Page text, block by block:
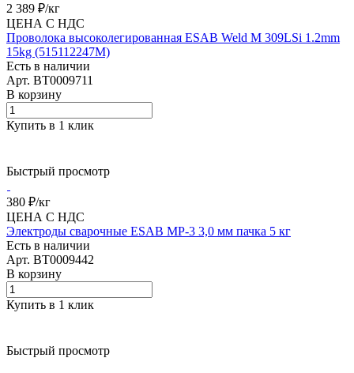
2 389 ₽/кг
ЦЕНА С НДС
Проволока высоколегированная ESAB Weld M 309LSi 1.2mm
15kg (515112247M)
Есть в наличии
Арт. BT0009711
В корзину
Купить в 1 клик
Быстрый просмотр
380 ₽/кг
ЦЕНА С НДС
Электроды сварочные ESAB МР-3 3,0 мм пачка 5 кг
Есть в наличии
Арт. BT0009442
В корзину
Купить в 1 клик
Быстрый просмотр